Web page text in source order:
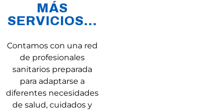
MÁS
SERVICIOS...
Contamos con una red
de profesionales
sanitarios preparada
para adaptarse a
diferentes necesidades
de salud, cuidados y